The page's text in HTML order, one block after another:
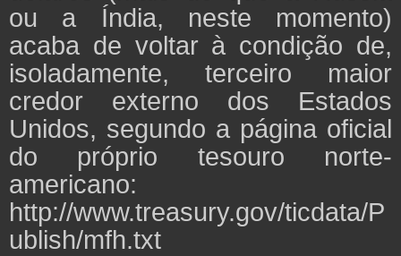
ou a Índia, neste momento)
acaba de voltar à condição de,
isoladamente, terceiro maior
credor externo dos Estados
Unidos, segundo a página oficial
do próprio tesouro norte-
americano:
http://www.treasury.gov/ticdata/P
ublish/mfh.txt